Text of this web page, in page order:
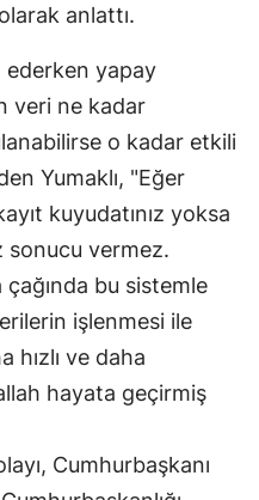
anlattı.
ederken yapay
veri ne kadar
o kadar etkili
Yumaklı, "Eğer
kuyudatınız yoksa
vermez.
çağında bu sistemle
işlenmesi ile
hızlı ve daha
hayata geçirmiş
Cumhurbaşkanı